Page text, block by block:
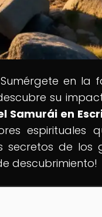
en la
su
Samurái en
secretos de
descubrimiento!